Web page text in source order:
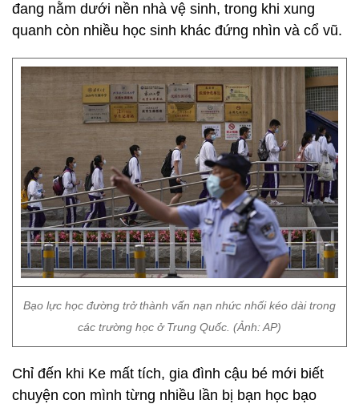
đang nằm dưới nền nhà vệ sinh, trong khi xung
quanh còn nhiều học sinh khác đứng nhìn và cổ vũ.
Bạo lực học đường trở thành vấn nạn nhức nhối kéo dài trong
các trường học ở Trung Quốc. (Ảnh: AP)
Chỉ đến khi Ke mất tích, gia đình cậu bé mới biết
chuyện con mình từng nhiều lần bị bạn học bạo